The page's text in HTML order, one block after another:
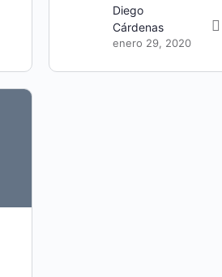
Diego
Cárdenas
enero 29, 2020